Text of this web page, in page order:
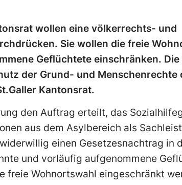
wollen eine völkerrechts- und
Sie wollen die freie
Geflüchtete einschränken. Die
der Grund- und
Kantonsrat.
den Auftrag erteilt, das
aus dem Asylbereich als
einen Gesetzesnachtrag in
und vorläufig aufgenommene
freie Wohnortswahl eingeschränkt